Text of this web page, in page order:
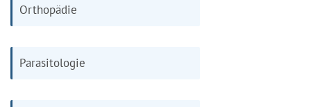
Orthopädie
Parasitologie